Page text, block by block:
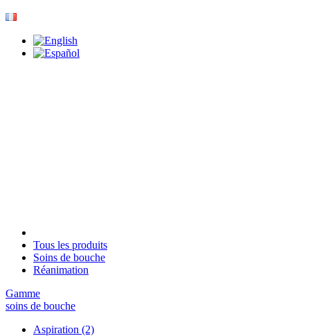
Tous les produits
Soins de bouche
Réanimation
Gamme
soins de bouche
Aspiration (2)